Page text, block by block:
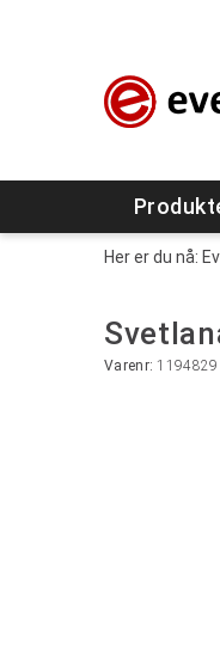
Her er du nå:
Varenr:1194829